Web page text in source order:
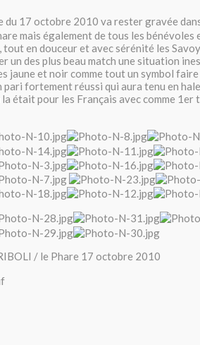
du 17 octobre 2010 va rester gravée
mais également de tous les bénévoles
, tout en douceur et avec sérénité les
un des plus beau match une situation
jaune et noir comme tout un symbol faire
pari fortement réussi qui aura tenu en
était pour les Français avec comme
/ le Phare 17 octobre 2010